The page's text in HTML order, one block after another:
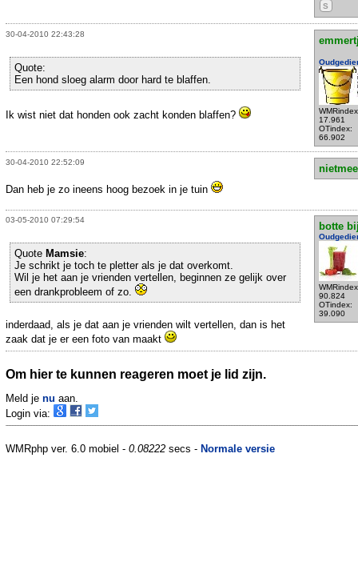
S
30-04-2010 22:43:28
17.961
OTindex:
66.902
Quote:
Een hond sloeg alarm door hard te blaffen.
Ik wist niet dat honden ook zacht konden blaffen?
30-04-2010 22:52:09
Dan heb je zo ineens hoog bezoek in je tuin
03-05-2010 07:29:54
botte
90.824
OTindex:
39.090
Quote Mamsie:
Je schrikt je toch te pletter als je dat overkomt.
Wil je het aan je vrienden vertellen, beginnen ze gelijk over
een drankprobleem of zo.
inderdaad, als je dat aan je vrienden wilt vertellen, dan is het
zaak dat je er een foto van maakt
Om hier te kunnen reageren moet je lid zijn.
Meld je nu aan.
Login via:
WMRphp ver. 6.0 mobiel - 0.08222 secs - Normale versie